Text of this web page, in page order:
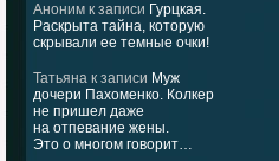
Аноним к записи Гурцкая.
Раскрыта тайна, которую
скрывали ее темные очки!
Татьяна к записи Муж
дочери Пахоменко. Колкер
не пришел даже
на отпевание жены.
Это о многом говорит…